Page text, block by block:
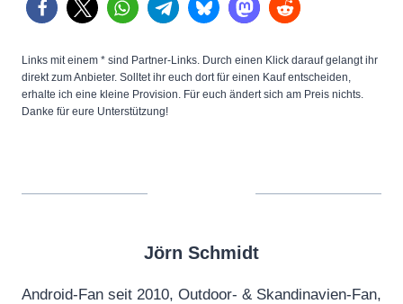
Links mit einem * sind Partner-Links. Durch einen Klick darauf gelangt ihr
direkt zum Anbieter. Solltet ihr euch dort für einen Kauf entscheiden,
erhalte ich eine kleine Provision. Für euch ändert sich am Preis nichts.
Danke für eure Unterstützung!
Jörn Schmidt
Android-Fan seit 2010, Outdoor- & Skandinavien-Fan,